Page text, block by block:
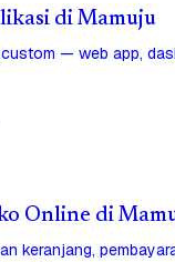
di Mamuju
— web app,
Online di
keranjang,